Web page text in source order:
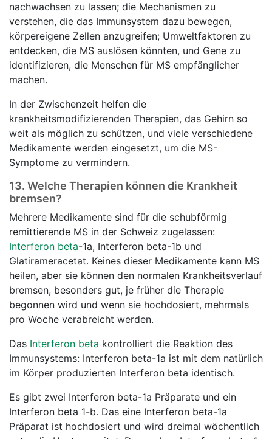
nachwachsen zu lassen; die Mechanismen zu
verstehen, die das Immunsystem dazu bewegen,
körpereigene Zellen anzugreifen; Umweltfaktoren zu
entdecken, die MS auslösen könnten, und Gene zu
identifizieren, die Menschen für MS empfänglicher
machen.
In der Zwischenzeit helfen die
krankheitsmodifizierenden Therapien, das Gehirn so
weit als möglich zu schützen, und viele verschiedene
Medikamente werden eingesetzt, um die MS-
Symptome zu vermindern.
13. Welche Therapien können die Krankheit
bremsen?
Mehrere Medikamente sind für die schubförmig
remittierende MS in der Schweiz zugelassen:
Interferon beta-1a, Interferon beta-1b und
Glatirameracetat. Keines dieser Medikamente kann MS
heilen, aber sie können den normalen Krankheitsverlauf
bremsen, besonders gut, je früher die Therapie
begonnen wird und wenn sie hochdosiert, mehrmals
pro Woche verabreicht werden.
Das Interferon beta kontrolliert die Reaktion des
Immunsystems: Interferon beta-1a ist mit dem natürlich
im Körper produzierten Interferon beta identisch.
Es gibt zwei Interferon beta-1a Präparate und ein
Interferon beta 1-b. Das eine Interferon beta-1a
Präparat ist hochdosiert und wird dreimal wöchentlich